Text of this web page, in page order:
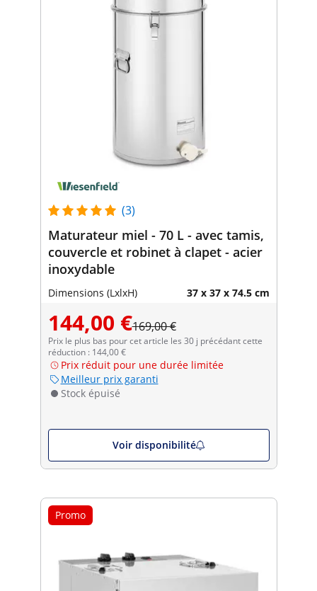
(3)
Maturateur miel - 70 L - avec tamis,
couvercle et robinet à clapet - acier
inoxydable
Dimensions (LxlxH) 37 x 37 x 74.5 cm
144,00 €169,00 €
Prix le plus bas pour cet article les 30 j précédant cette
réduction : 144,00 €
Prix réduit pour une durée limitée
Meilleur prix garanti
Stock épuisé
Voir disponibilité
Promo